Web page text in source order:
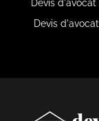
Devis
Devis